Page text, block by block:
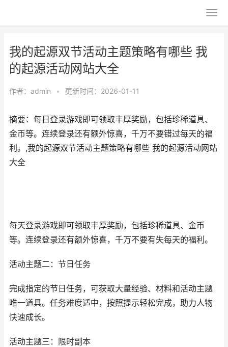
我的起源双节活动主题策略有哪些 我
的起源活动网站大全
作者： admin • 更新时间：2026-01-11
摘要：每日登录游戏即可领取丰厚奖励，包括珍稀道具、
金币等。连续登录还有额外惊喜，千万不要错过每天的福
利。,我的起源双节活动主题策略有哪些 我的起源活动网站
大全
每天登录游戏即可领取丰厚奖励，包括珍稀道具、金币
等。连续登录还有额外惊喜，千万不要有失每天的福利。
活动主题二：节日任务
完成指定的节日任务，可获取大量经验、材料和活动主题
唯一道具。任务难度适中，按照提示轻松完成，助力人物
快速成长。
活动主题三：限时副本